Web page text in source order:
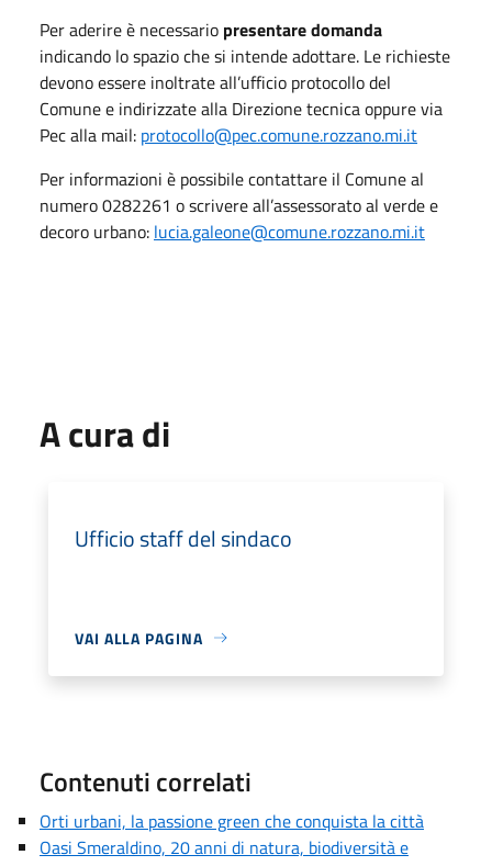
Per aderire è necessario presentare domanda
indicando lo spazio che si intende adottare. Le richieste
devono essere inoltrate all’ufficio protocollo del
Comune e indirizzate alla Direzione tecnica oppure via
Pec alla mail: protocollo@pec.comune.rozzano.mi.it
Per informazioni è possibile contattare il Comune al
numero 0282261 o scrivere all’assessorato al verde e
decoro urbano: lucia.galeone@comune.rozzano.mi.it
A cura di
Ufficio staff del sindaco
VAI ALLA PAGINA
Contenuti correlati
Orti urbani, la passione green che conquista la città
Oasi Smeraldino, 20 anni di natura, biodiversità e